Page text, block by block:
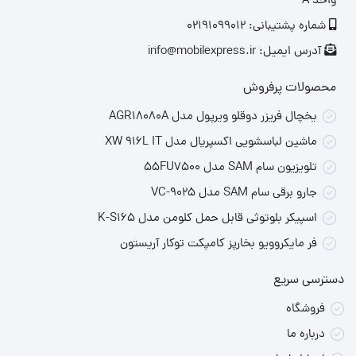
برابر آب
حسگر ضربان قلب، SpO₂، شتاب‌سنج، ژیروسکوپ، حسگر
نور محیطی
سیستم‌عامل
MI Band OS
حافظه داخلی ۱۶ گیگابایت
سایز بند
۱۳۵–۲۱۰ میلی‌متر
وزن
۱۵.۸ گرم (بدون بند)
.صفحه‌نمایش بزرگ و روشن
تجربه‌ای واضح و شفاف را در محیط‌های پرنور فراهم می‌کند.
شماره پشتیبانی: 02191099012
آدرس ایمیل: info@mobilexpress.ir
محصولات پرفروش
یخچال فریزر دوقلو ویرپول مدل AGR18080A
ماشین لباسشویی اکسپریال مدل XW 916L IT
تلویزیون سام SAM مدل 55FU7500
جارو برقی سام SAM مدل VC-9025
اسپیکر بلوتوثی قابل حمل کلومن مدل K-S165
فر مایکروویو بخارپز کامپکت توکار آریستون
دسترسی سریع
فروشگاه
درباره ما